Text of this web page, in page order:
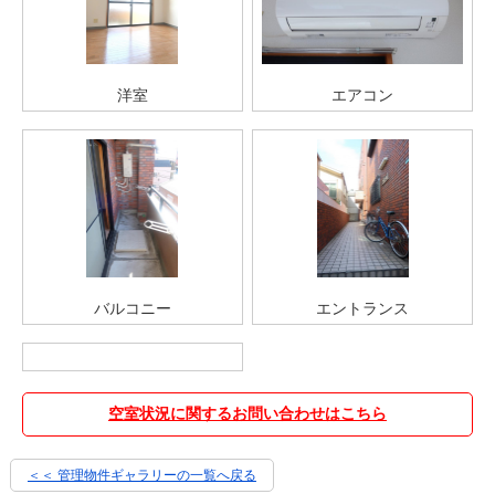
洋室 エアコン
バルコニー エントランス
空室状況に関するお問い合わせはこちら
＜＜ 管理物件ギャラリーの一覧へ戻る